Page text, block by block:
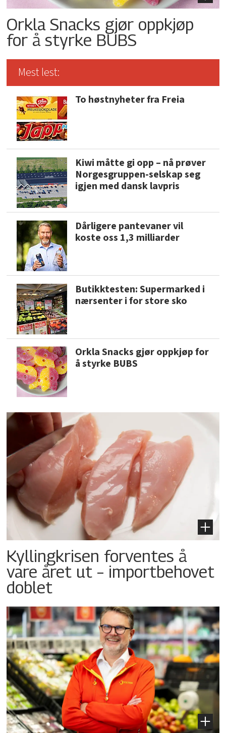
Orkla Snacks gjør oppkjøp
for å styrke BUBS
Mest lest:
To høstnyheter fra Freia
Kiwi måtte gi opp – nå prøver
Norgesgruppen-selskap seg
igjen med dansk lavpris
Dårligere pantevaner vil
koste oss 1,3 milliarder
Butikktesten: Supermarked i
nærsenter i for store sko
Orkla Snacks gjør oppkjøp for
å styrke BUBS
Kyllingkrisen forventes å
vare året ut – importbehovet
doblet